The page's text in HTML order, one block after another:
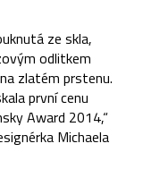
ze skla,
odlitkem
zlatém prstenu.
první cenu
Award 2014,“
Michaela